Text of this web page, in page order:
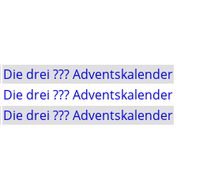
Die drei ??? Adventskalender
Die drei ??? Adventskalender
Die drei ??? Adventskalender